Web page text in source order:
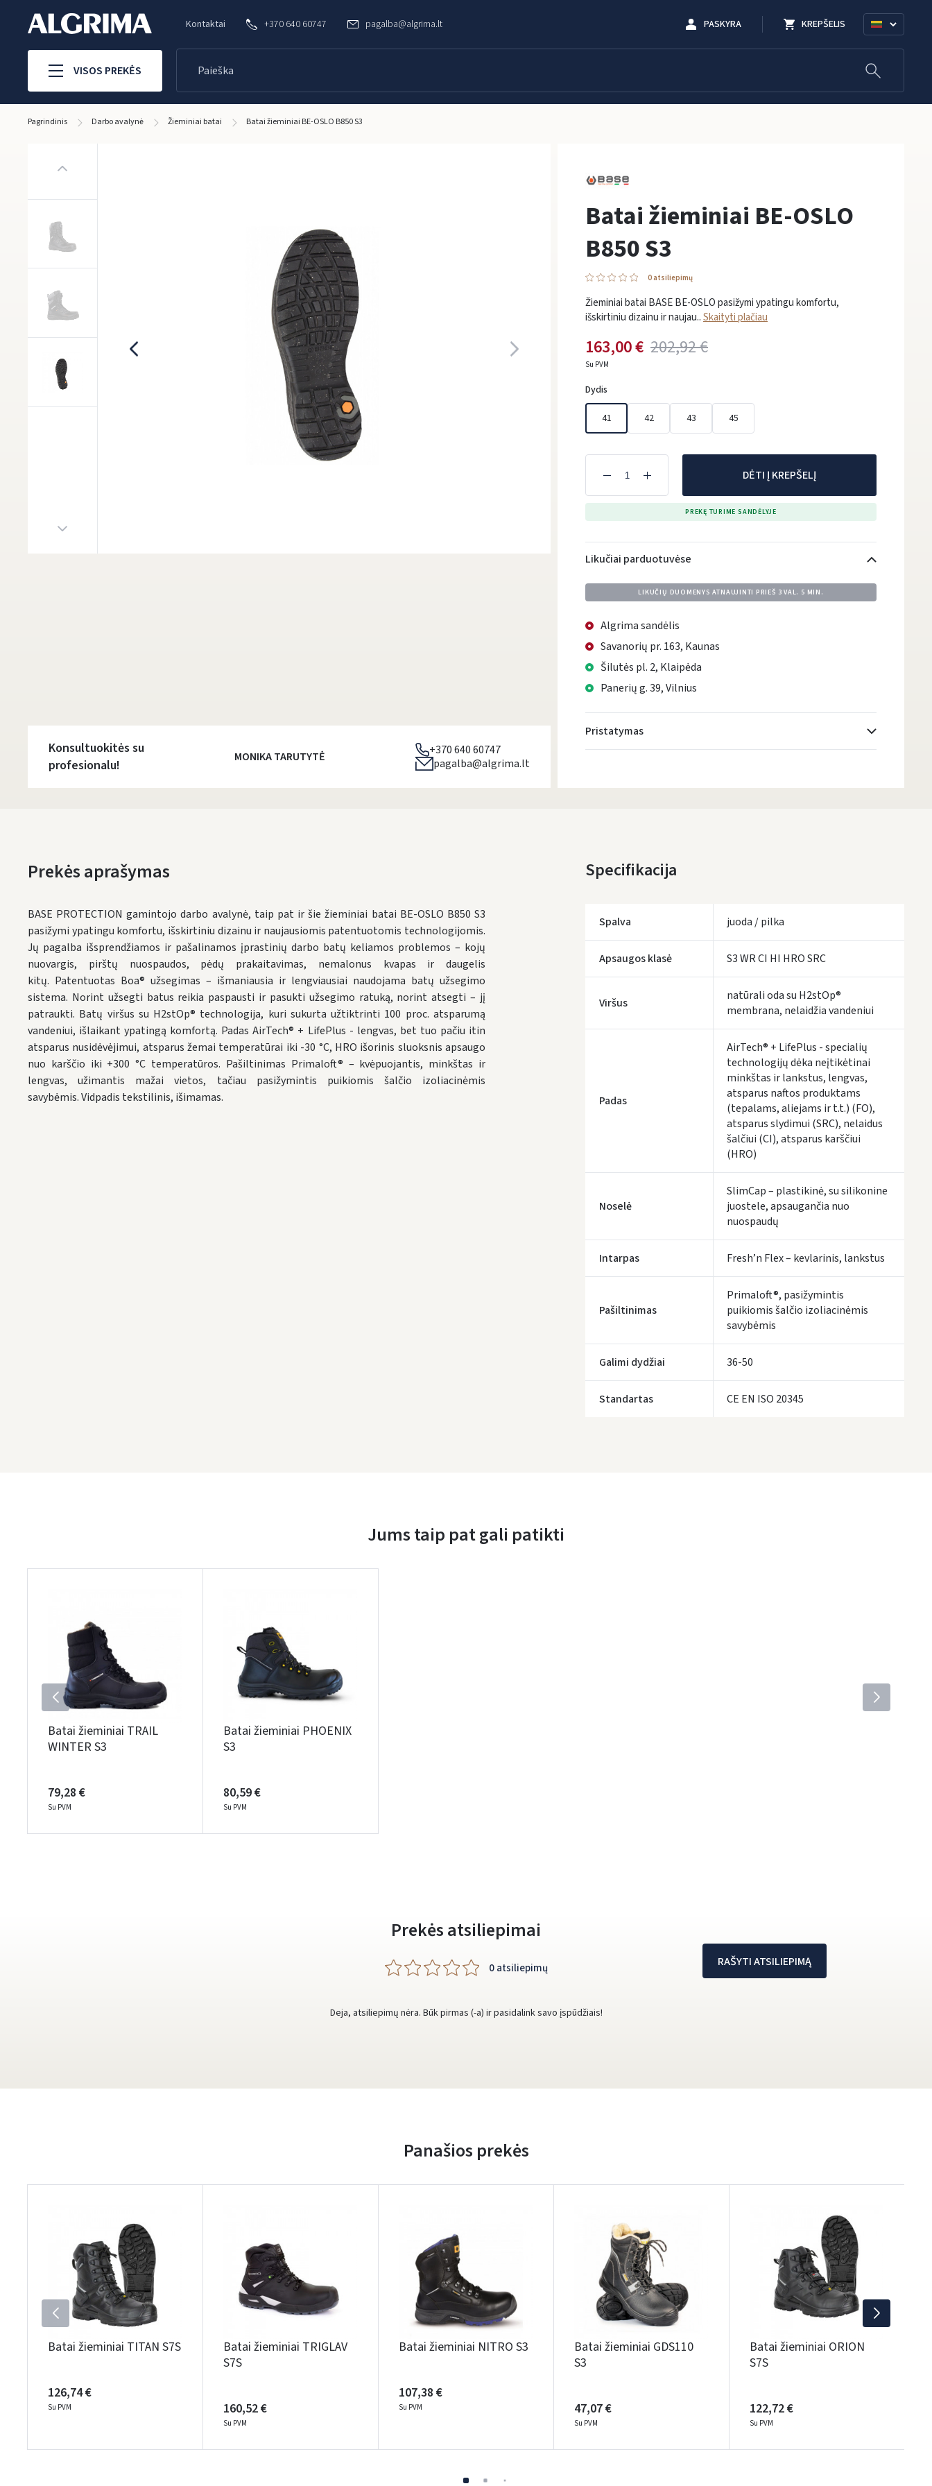
Kontaktai +370 640 60747 pagalba@algrima.lt PASKYRA KREPŠELIS
VISOS PREKĖS
Pagrindinis Darbo avalynė Žieminiai batai Batai žieminiai BE-OSLO B850 S3
Batai žieminiai BE-OSLO
B850 S3
0 atsiliepimų
Žieminiai batai BASE BE-OSLO pasižymi ypatingu komfortu,
išskirtiniu dizainu ir naujau..Skaityti plačiau
202,92 €
163,00 €
Su PVM
Dydis
41 42 43 45
DĖTI Į KREPŠELĮ
PREKĘ TURIME SANDĖLYJE
Likučiai parduotuvėse
LIKUČIŲ DUOMENYS ATNAUJINTI PRIEŠ 3 VAL. 5 MIN.
Algrima sandėlis
Savanorių pr. 163, Kaunas
Šilutės pl. 2, Klaipėda
Panerių g. 39, Vilnius
Pristatymas
Pirmadienį, Rugpjūčio 10 d.
LP Express kurjeris- 0.00 €
Pirmadienį, Rugpjūčio 10 d.
* Pristatymo terminai yra preliminarūs ir gali priklausyti nuo kurjerių užimtumo.
Konsultuokitės su
profesionalu!
MONIKA TARUTYTĖ
+370 640 60747
pagalba@algrima.lt
Prekės aprašymas
BASE PROTECTION gamintojo darbo avalynė, taip pat ir šie žieminiai batai BE-OSLO B850 S3
pasižymi ypatingu komfortu, išskirtiniu dizainu ir naujausiomis patentuotomis technologijomis.
Jų pagalba išsprendžiamos ir pašalinamos įprastinių darbo batų keliamos problemos – kojų
nuovargis, pirštų nuospaudos, pėdų prakaitavimas, nemalonus kvapas ir daugelis
kitų. Patentuotas Boa® užsegimas – išmaniausia ir lengviausiai naudojama batų užsegimo
sistema. Norint užsegti batus reikia paspausti ir pasukti užsegimo ratuką, norint atsegti – jį
patraukti. Batų viršus su H2stOp® technologija, kuri sukurta užtiktrinti 100 proc. atsparumą
vandeniui, išlaikant ypatingą komfortą. Padas AirTech® + LifePlus - lengvas, bet tuo pačiu itin
atsparus nusidėvėjimui, atsparus žemai temperatūrai iki -30 °C, HRO išorinis sluoksnis apsaugo
nuo karščio iki +300 °C temperatūros. Pašiltinimas Primaloft® – kvėpuojantis, minkštas ir
lengvas, užimantis mažai vietos, tačiau pasižymintis puikiomis šalčio izoliacinėmis
savybėmis. Vidpadis tekstilinis, išimamas.
Specifikacija
Spalva juoda / pilka
Apsaugos klasė S3 WR CI HI HRO SRC
Viršus
natūrali oda su H2stOp®
membrana, nelaidžia vandeniui
Padas
AirTech® + LifePlus - specialių
technologijų dėka neįtikėtinai
minkštas ir lankstus, lengvas,
atsparus naftos produktams
(tepalams, aliejams ir t.t.) (FO),
atsparus slydimui (SRC), nelaidus
šalčiui (CI), atsparus karščiui
(HRO)
Noselė
SlimCap – plastikinė, su silikonine
juostele, apsaugančia nuo
nuospaudų
Intarpas Fresh’n Flex – kevlarinis, lankstus
Pašiltinimas
Primaloft®, pasižymintis
puikiomis šalčio izoliacinėmis
savybėmis
Galimi dydžiai 36-50
Standartas CE EN ISO 20345
Jums taip pat gali patikti
Batai žieminiai TRAIL
WINTER S3
79,28 €
Su PVM
Batai žieminiai PHOENIX
S3
80,59 €
Su PVM
Prekės atsiliepimai
0 atsiliepimų RAŠYTI ATSILIEPIMĄ
Deja, atsiliepimų nėra. Būk pirmas (-a) ir pasidalink savo įspūdžiais!
Panašios prekės
Batai žieminiai TITAN S7S
126,74 €
Su PVM
Batai žieminiai TRIGLAV
S7S
160,52 €
Su PVM
Batai žieminiai NITRO S3
107,38 €
Su PVM
Batai žieminiai GDS110
S3
47,07 €
Su PVM
Batai žieminiai ORION
S7S
122,72 €
Su PVM
Prisijungti